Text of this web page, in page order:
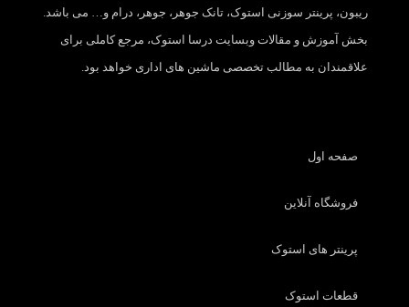
ریبون، پرینتر سوزنی استوک، تانک جوهر، جوهر، درام و… می باشد.
بخش آموزش و مقالات وبسایت درسا استوک، مرجع کاملی برای
علاقمندان به مطالب تخصصی ماشین های اداری خواهد بود.
صفحه اول
فروشگاه آنلاین
پرینتر های استوک
قطعات استوک